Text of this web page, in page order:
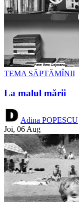
TEMA SĂPTĂMÎNII
La malul mării
Adina POPESCU
Joi, 06 Aug